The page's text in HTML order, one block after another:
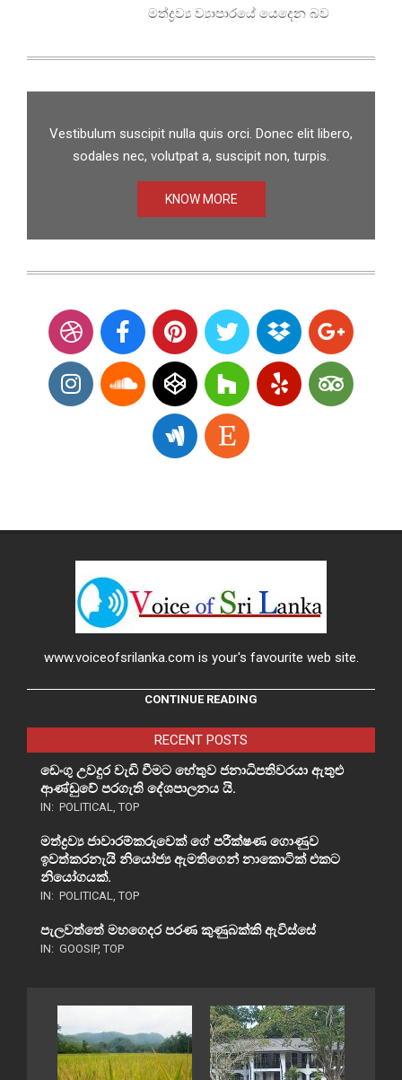
මත්ද්‍රව්‍ය ව්‍යාපාරයේ යෙදෙන බව
Vestibulum suscipit nulla quis orci. Donec elit libero,
sodales nec, volutpat a, suscipit non, turpis.
KNOW MORE
www.voiceofsrilanka.com is your's favourite web site.
CONTINUE READING
RECENT POSTS
ඩෙංගු උවදුර වැඩි වීමට හේතුව ජනාධිපතිවරයා ඇතුළු
ආණ්ඩුවේ පරගැති දේශපාලනය යි.
IN: POLITICAL TOP
මත්ද්‍රව්‍ය ජාවාරම්කරුවෙක් ගේ පරීක්ෂණ ගොණුව
ඉවත්කරනැයි නියෝජ්‍ය ඇමතිගෙන් නාකොටික් එකට
නියෝගයක්.
IN: POLITICAL TOP
පැලවත්තේ මහගෙදර පරණ කුණුබක්කි ඇවිස්සේ
IN: GOOSIP, TOP